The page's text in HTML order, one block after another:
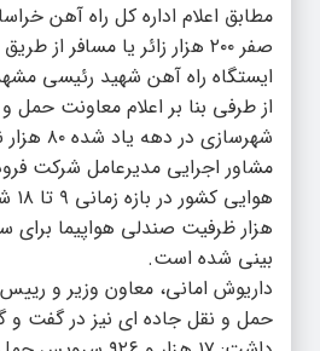
صفر ۲۰۰ هزار زائر یا مسافر از
ایستگاه راه آهن شهید رئیسی
از طرفی بنا بر اعلام معاونت حمل
شهرسازی
مشاور اجرایی مدیرعامل شرکت
هزار ظرفیت صندلی هواپیما
بینی شده است.
داریوش امانی، معاون وزیر و
حمل و نقل جاده ای نیز در گفت و